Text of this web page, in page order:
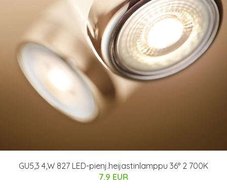
GU5,3 4,W 827 LED-pienj.heijastinlamppu 36° 2 700K
7.9 EUR